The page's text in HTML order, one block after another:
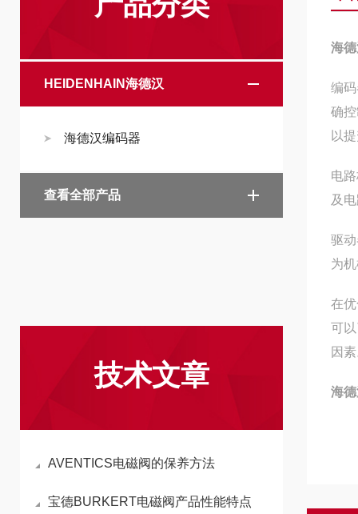
HEIDENHAIN海德汉
海德汉编码器
查看全部产品
技术文章
AVENTICS电磁阀的保养方法
宝德BURKERT电磁阀产品性能特点
海
编
确
以
电
及
驱
为
在
可
因
海